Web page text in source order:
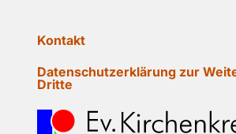
Kontakt
Datenschutzerklärung zur
Dritte